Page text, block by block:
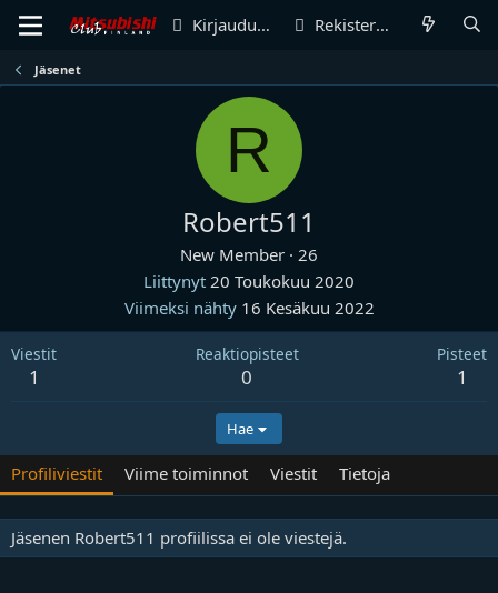
Kirjaudu sisään Rekisteröidy
Jäsenet
R
Robert511
New Member · 26
Liittynyt 20 Toukokuu 2020
Viimeksi nähty 16 Kesäkuu 2022
Viestit
1
Reaktiopisteet
0
Pisteet
1
Hae
Profiliviestit Viime toiminnot Viestit Tietoja
Jäsenen Robert511 profiilissa ei ole viestejä.